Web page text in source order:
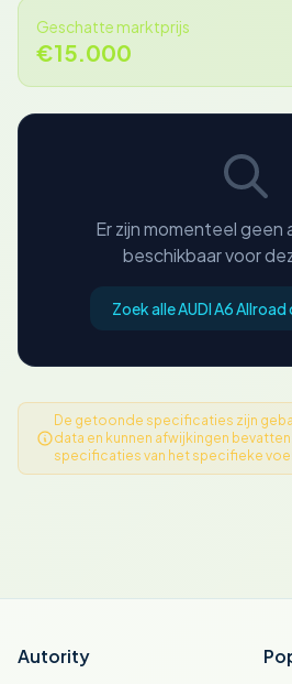
Geschatte marktprijs
€15.000
Er zijn momenteel geen
beschikbaar voor
Zoek alle AUDI A6
De getoonde specificaties zijn
data en kunnen afwijkingen
specificaties van het specifieke
Autority